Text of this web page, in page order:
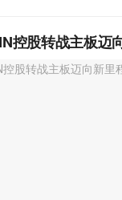
控股转战主板迈